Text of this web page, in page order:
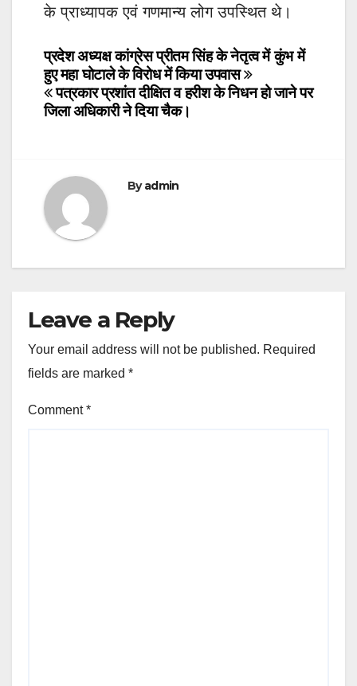
के प्राध्यापक एवं गणमान्य लोग उपस्थित थे।
Post
navigation
प्रदेश अध्यक्ष कांग्रेस प्रीतम सिंह के नेतृत्व में कुंभ में
हुए महा घोटाले के विरोध में किया उपवास
पत्रकार प्रशांत दीक्षित व हरीश के निधन हो जाने पर
जिला अधिकारी ने दिया चैक।
Byadmin
Leave a Reply
Your email address will not be published. Required
fields are marked *
Comment*